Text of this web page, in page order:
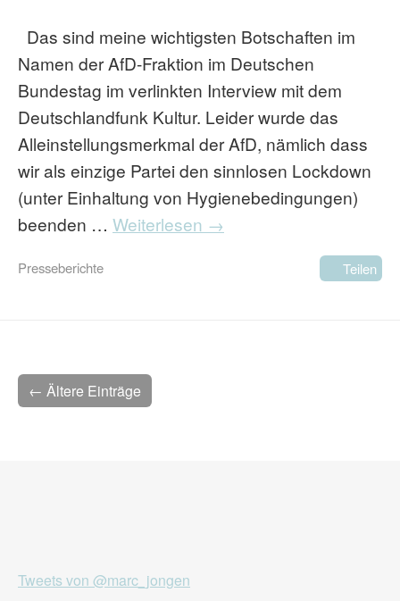
Das sind meine wichtigsten Botschaften im
Namen der AfD-Fraktion im Deutschen
Bundestag im verlinkten Interview mit dem
Deutschlandfunk Kultur. Leider wurde das
Alleinstellungsmerkmal der AfD, nämlich dass
wir als einzige Partei den sinnlosen Lockdown
(unter Einhaltung von Hygienebedingungen)
beenden … Weiterlesen →
Presseberichte Teilen
← Ältere Einträge
Tweets von @marc_jongen